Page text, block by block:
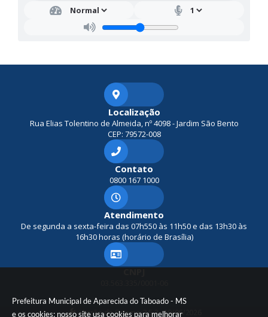
Prefeitura Municipal de Aparecida do Taboado - MS
e os cookies: nosso site usa cookies para melhorar
Localização
Rua Elias Tolentino de Almeida, nº 4098 - Jardim São Bento
CEP: 79572-008
Contato
0800 167 1000
Atendimento
De segunda a sexta-feira das 07h550 às 11h50 e das 13h30 às
16h30 horas (horário de Brasília)
CNPJ
Versão do Sistema:3.5.3 - 19/06/2026